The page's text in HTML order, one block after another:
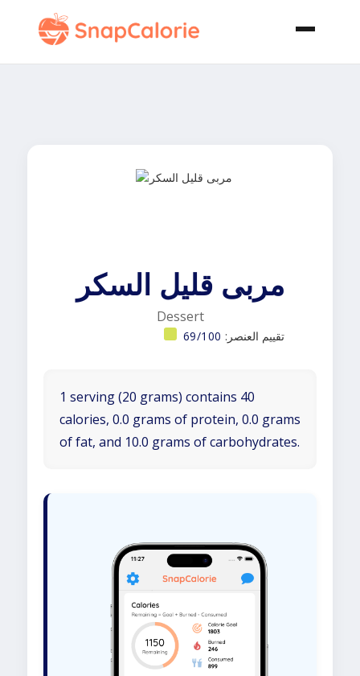
مربى قليل السكر
Dessert
تقييم العنصر: 69/100
1 serving (20 grams) contains 40
calories, 0.0 grams of protein, 0.0 grams
of fat, and 10.0 grams of carbohydrates.